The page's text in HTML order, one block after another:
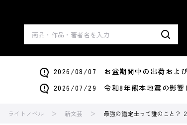
2026/08/07 お盆期間中の出荷およ
2026/07/29 令和8年熊本地震の影響
ライトノベル 新文芸 最強の鑑定士って誰のこと？